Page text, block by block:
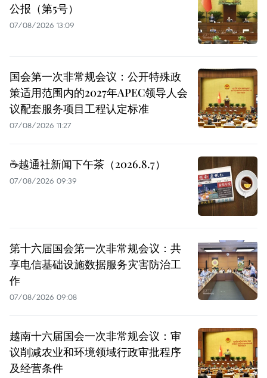
公报（第5号）
07/08/2026 13:09
国会第一次非常规会议：公开特殊政
策适用范围内的2027年APEC领导人会
议配套服务项目工程认定标准
07/08/2026 11:27
☕️越通社新闻下午茶（2026.8.7）
07/08/2026 09:39
第十六届国会第一次非常规会议：共
享电信基础设施数据服务灾害防治工
作
07/08/2026 09:08
越南十六届国会一次非常规会议：审
议削减农业和环境领域行政审批程序
及经营条件